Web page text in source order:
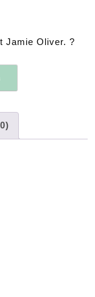
Jamie Oliver. ?